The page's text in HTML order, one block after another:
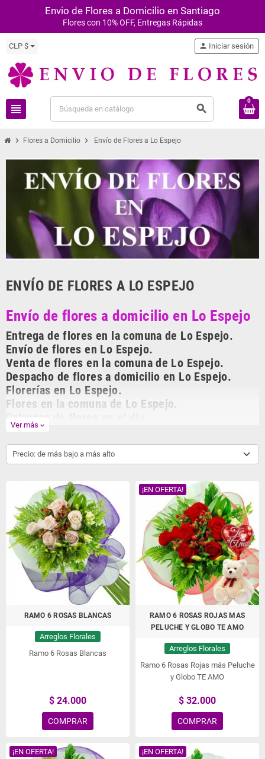
Envio de Flores a Domicilio en Santiago
Flores con 10% OFF, Entregas Rápidas
CLP $
view_headline search
person Iniciar sesión
0
chevron_right Flores a Domicilio chevron_right Envío de Flores a Lo Espejo
ENVÍO DE FLORES A LO ESPEJO
Envío de flores a domicilio en Lo Espejo
Entrega de flores en la comuna de Lo Espejo.
Envío de flores en Lo Espejo.
Venta de flores en la comuna de Lo Espejo.
Despacho de flores a domicilio en Lo Espejo.
Florerías en Lo Espejo.
Flores en la comuna de Lo Espejo.
florería virtual de Chile, con más de 10 años en el mercadoenviodeflores.cl
ha entregado miles de arreglos florales a domicilio dejando Felices a
flores y rosas. Flores y rosas frescas importadas, arreglos de florales
realizados por los mejores floristas de Chile, Hermosos arreglos de flores
para toda ocasión, flores para aniversarios, condolencias, amor,
cumpleaños, conquistas, nacimientos y mucho más.
Envío de Flores a domicilio en Lo Espejo, Envío
de Flores en Lo Espejo, Enviar Flores a Lo Espejo
Ver más expand_more
Precio: de más bajo a más alto
RAMO 6 ROSAS BLANCAS
Arreglos Florales
Ramo 6 Rosas Blancas
$ 24.000
COMPRAR
¡EN OFERTA!
RAMO 6 ROSAS ROJAS MAS
PELUCHE Y GLOBO TE AMO
Arreglos Florales
Ramo 6 Rosas Rojas más Peluche
y Globo TE AMO
$ 32.000
COMPRAR
¡EN OFERTA! ¡EN OFERTA!